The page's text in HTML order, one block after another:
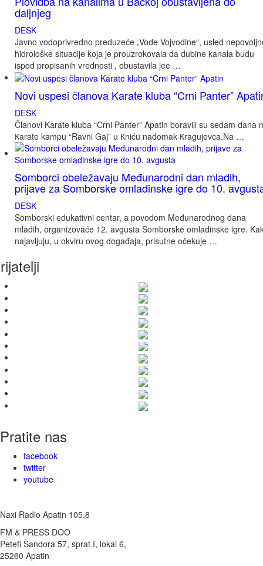
daljnjeg
DESK
Javno vodoprivredno preduzeće „Vode Vojvodine“, usled
hidrološke situacije koja je prouzrokovala da dubine kanala budu
ispod propisanih vrednosti , obustavila jee …
Novi uspesi članova Karate kluba “Crni Panter”
DESK
Članovi Karate kluba “Crni Panter” Apatin boravili su sedam dana
Кarate kampu “Ravni Gaj” u Кniću nadomak Кragujevca.Na …
Somborci obeležavaju Međunarodni dan mladih,
prijave za Somborske omladinske igre do 10.
DESK
Somborski edukativni centar, a povodom Međunarodnog dana
mladih, organizovaće 12. avgusta Somborske omladinske igre.
najavljuju, u okviru ovog događaja, prisutne očekuje …
Pratite nas
facebook
twitter
youtube
Naxi Radio Apatin 105,8
FM & PRESS DOO
Petefi Šandora 57, sprat I, lokal 6,
25260 Apatin